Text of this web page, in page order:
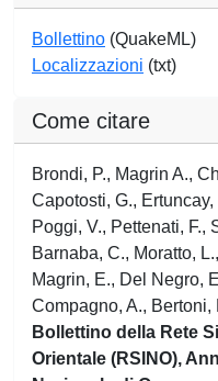
Bollettino (QuakeML)
Localizzazioni (txt)
Come citare
Brondi, P., Magrin A.,
Capotosti, G.,
Poggi, V., Pettenati, F.,
Barnaba, C., Moratto,
Magrin, E., Del Negro,
Compagno, A., Bertoni,
Bollettino della Rete
Orientale (RSINO),